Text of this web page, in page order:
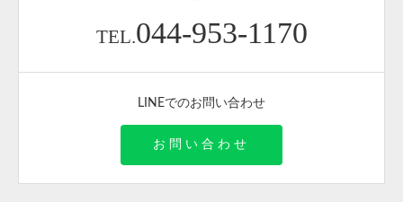
TEL.044-953-1170
LINEでのお問い合わせ
お問い合わせ